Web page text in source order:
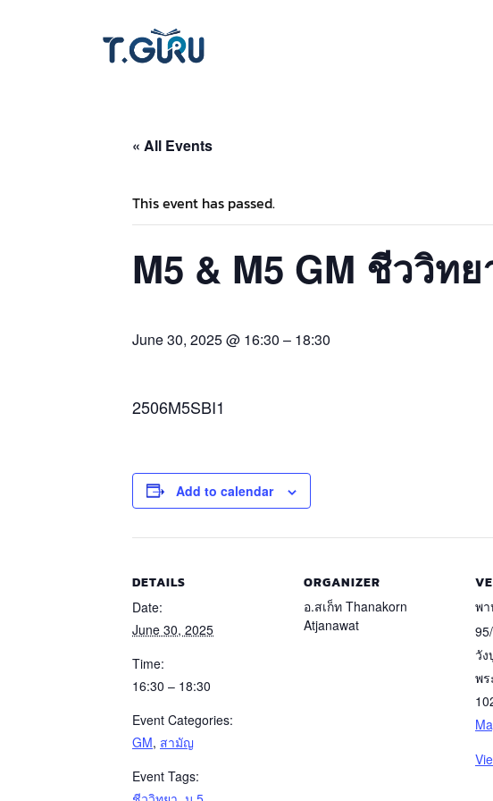
« All Events
This event has passed.
M5 & M5 GM ชีววิท
June 30, 2025 @ 16:30 – 18:30
2506M5SBI1
Add to calendar
DETAILS
Date:
June 30, 2025
Time:
16:30 – 18:30
Event Categories:
GM, สามัญ
Event Tags:
ORGANIZER
อ.สเก็ท Thanakorn
Atjanawat
พา
วั
พ